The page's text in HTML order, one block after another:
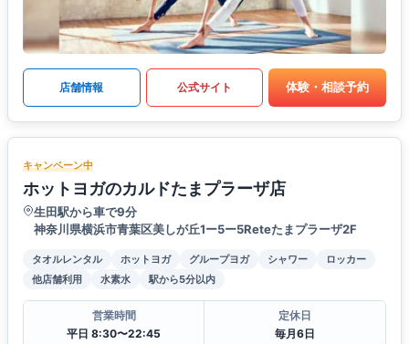
店舗情報 公式サイト 体験・相談予約
キャンペーン中
ホットヨガのカルドたまプラーザ店
生田駅から車で9分
神奈川県横浜市青葉区美しが丘1ー5ー5Reteたまプラーザ2F
タオルレンタル ホットヨガ グループヨガ シャワー
ロッカー
他店舗利用
水素水 駅から5分以内
営業時間
平日 8:30〜22:45
定休日
毎月6日